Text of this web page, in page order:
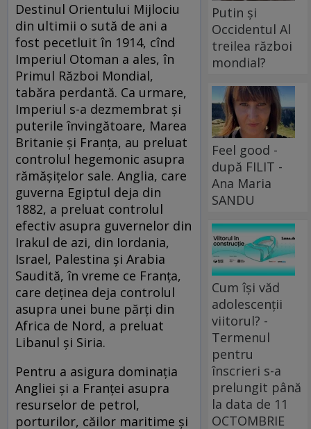
Destinul Orientului Mijlociu
din ultimii o sută de ani a
fost pecetluit în 1914, cînd
Imperiul Otoman a ales, în
Primul Război Mondial,
tabăra perdantă. Ca urmare,
Imperiul s-a dezmembrat și
puterile învingătoare, Marea
Britanie și Franța, au preluat
controlul hegemonic asupra
rămășițelor sale. Anglia, care
guverna Egiptul deja din
1882, a preluat controlul
efectiv asupra guvernelor din
Irakul de azi, din Iordania,
Israel, Palestina și Arabia
Saudită, în vreme ce Franța,
care deținea deja controlul
asupra unei bune părți din
Africa de Nord, a preluat
Libanul și Siria.
Pentru a asigura dominația
Angliei și a Franței asupra
resurselor de petrol,
porturilor, căilor maritime și
Putin și
Occidentul Al
treilea război
mondial?
Feel good -
după FILIT -
Ana Maria
SANDU
Cum își văd
adolescenții
viitorul? -
Termenul
pentru
înscrieri s-a
prelungit până
la data de 11
OCTOMBRIE